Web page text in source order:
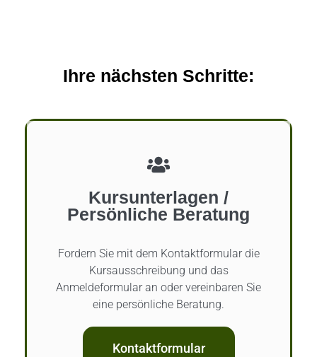
Ihre nächsten Schritte:
Kursunterlagen /
Persönliche Beratung
Fordern Sie mit dem Kontaktformular die
Kursausschreibung und das
Anmeldeformular an oder vereinbaren Sie
eine persönliche Beratung.
Kontaktformular